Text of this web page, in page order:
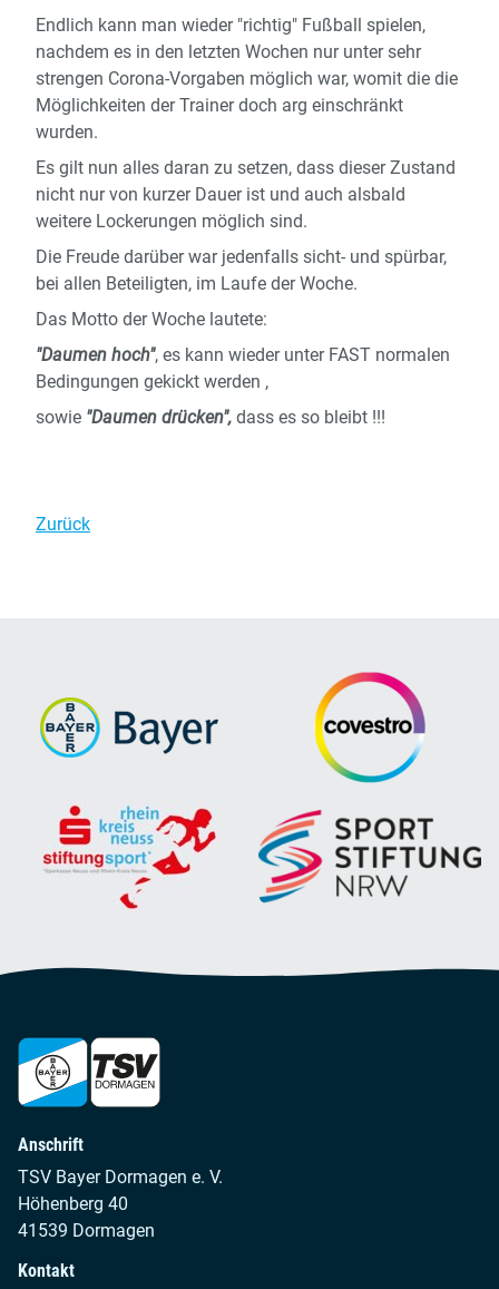
Endlich kann man wieder "richtig" Fußball spielen,
nachdem es in den letzten Wochen nur unter sehr
strengen Corona-Vorgaben möglich war, womit die die
Möglichkeiten der Trainer doch arg einschränkt
wurden.
Es gilt nun alles daran zu setzen, dass dieser Zustand
nicht nur von kurzer Dauer ist und auch alsbald
weitere Lockerungen möglich sind.
Die Freude darüber war jedenfalls sicht- und spürbar,
bei allen Beteiligten, im Laufe der Woche.
Das Motto der Woche lautete:
"Daumen hoch", es kann wieder unter FAST normalen
Bedingungen gekickt werden ,
sowie "Daumen drücken", dass es so bleibt !!!
Zurück
Anschrift
TSV Bayer Dormagen e. V.
Höhenberg 40
41539 Dormagen
Kontakt